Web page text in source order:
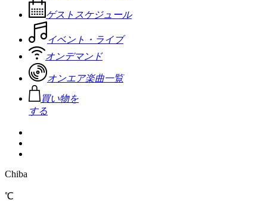
ゲストスケジュール
イベント・ライブ
オンデマンド
オンエア楽曲一覧
買い物を
する
Chiba
℃